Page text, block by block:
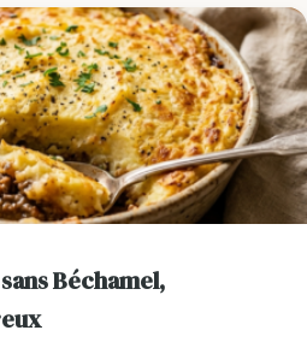
Béchamel,